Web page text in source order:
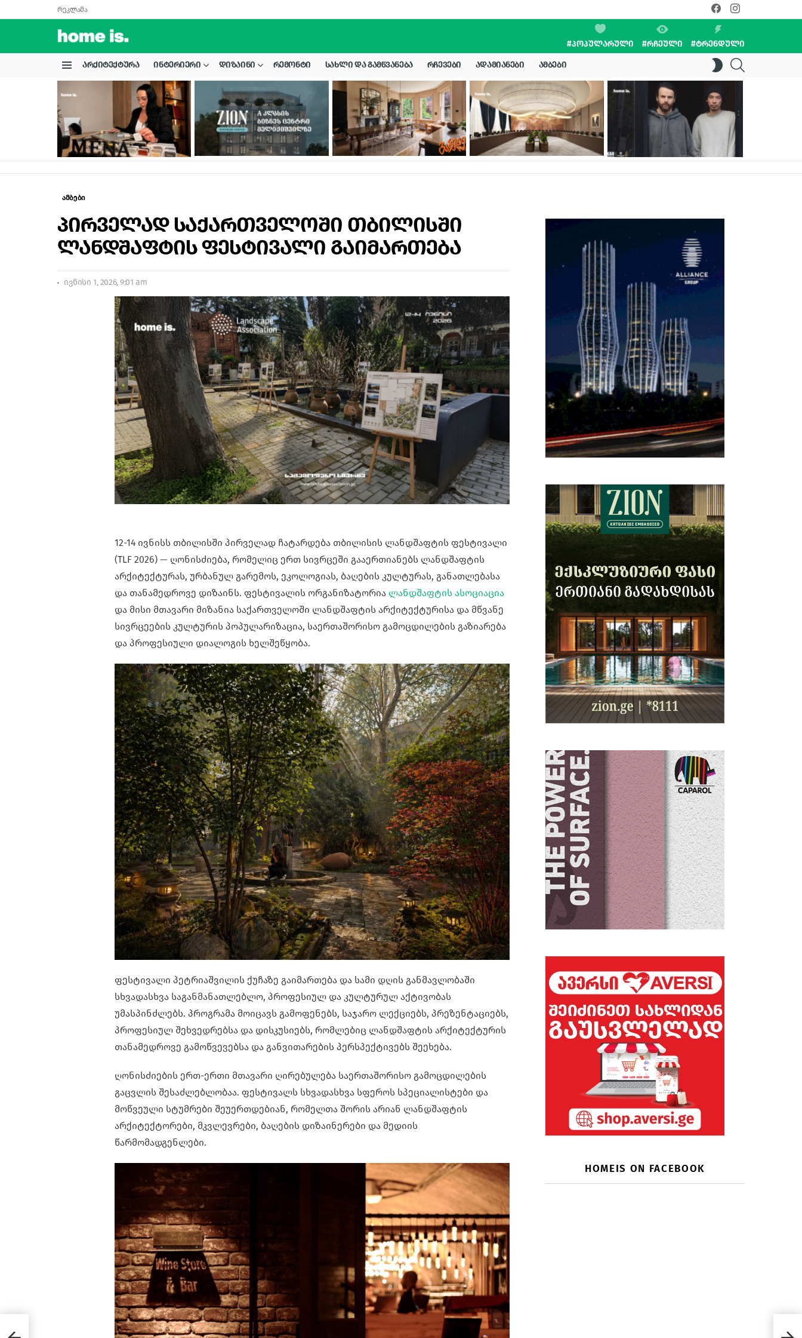
რეკლამა
facebookinstagram
#ᲞᲝᲞᲣᲚᲐᲠᲣᲚᲘ #ᲠᲩᲔᲣᲚᲘ #ᲢᲠᲔᲜᲓᲣᲚᲘ
ᲐᲠᲥᲘᲢᲔᲥᲢᲣᲠᲐ ᲘᲜᲢᲔᲠᲘᲔᲠᲘ ᲓᲘᲖᲐᲘᲜᲘ ᲠᲔᲛᲝᲜᲢᲘ ᲡᲐᲮᲚᲘ ᲓᲐ ᲒᲐᲛᲬᲕᲐᲜᲔᲑᲐ ᲠᲩᲔᲕᲔᲑᲘ ᲐᲓᲐᲛᲘᲐᲜᲔᲑᲘ ᲐᲛᲑᲔᲑᲘ
SWITCH
SKIN
STORIES
ამბები
პირველად საქართველოში თბილისში
ლანდშაფტის ფესტივალი გაიმართება
ივნისი 1, 2026, 9:01 am
12-14 ივნისს თბილისში პირველად ჩატარდება თბილისის ლანდშაფტის ფესტივალი
(TLF 2026) — ღონისძიება, რომელიც ერთ სივრცეში გააერთიანებს ლანდშაფტის
არქიტექტურას, ურბანულ გარემოს, ეკოლოგიას, ბაღების კულტურას, განათლებასა
და თანამედროვე დიზაინს. ფესტივალის ორგანიზატორია ლანდშაფტის ასოციაცია
და მისი მთავარი მიზანია საქართველოში ლანდშაფტის არქიტექტურისა და მწვანე
სივრცეების კულტურის პოპულარიზაცია, საერთაშორისო გამოცდილების გაზიარება
და პროფესიული დიალოგის ხელშეწყობა.
ფესტივალი პეტრიაშვილის ქუჩაზე გაიმართება და სამი დღის განმავლობაში
სხვადასხვა საგანმანათლებლო, პროფესიულ და კულტურულ აქტივობას
უმასპინძლებს. პროგრამა მოიცავს გამოფენებს, საჯარო ლექციებს, პრეზენტაციებს,
პროფესიულ შეხვედრებსა და დისკუსიებს, რომლებიც ლანდშაფტის არქიტექტურის
თანამედროვე გამოწვევებსა და განვითარების პერსპექტივებს შეეხება.
ღონისძიების ერთ-ერთი მთავარი ღირებულება საერთაშორისო გამოცდილების
გაცვლის შესაძლებლობაა. ფესტივალს სხვადასხვა სფეროს სპეციალისტები და
მოწვეული სტუმრები შეუერთდებიან, რომელთა შორის არიან ლანდშაფტის
არქიტექტორები, მკვლევრები, ბაღების დიზაინერები და მედიის
წარმომადგენლები.
HOMEIS ON FACEBOOK